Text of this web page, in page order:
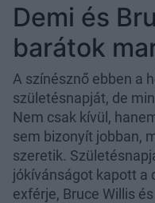
Demi és
barátok
A színésznő ebben a
születésnapját, de
Nem csak kívül,
sem bizonyít jobban,
szeretik.
jókívánságot kapott a
exférje, Bruce Willis